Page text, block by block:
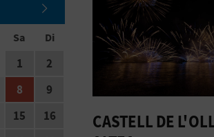
Sa Di
1
2
8
9
15
16
CASTELL DE